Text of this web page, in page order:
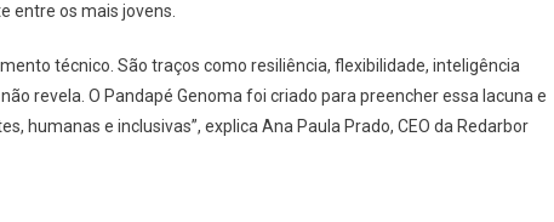
entre os mais jovens.
técnico. São traços como resiliência, flexibilidade, inteligência
revela. O Pandapé Genoma foi criado para preencher essa lacuna e
humanas e inclusivas”, explica Ana Paula Prado, CEO da Redarbor